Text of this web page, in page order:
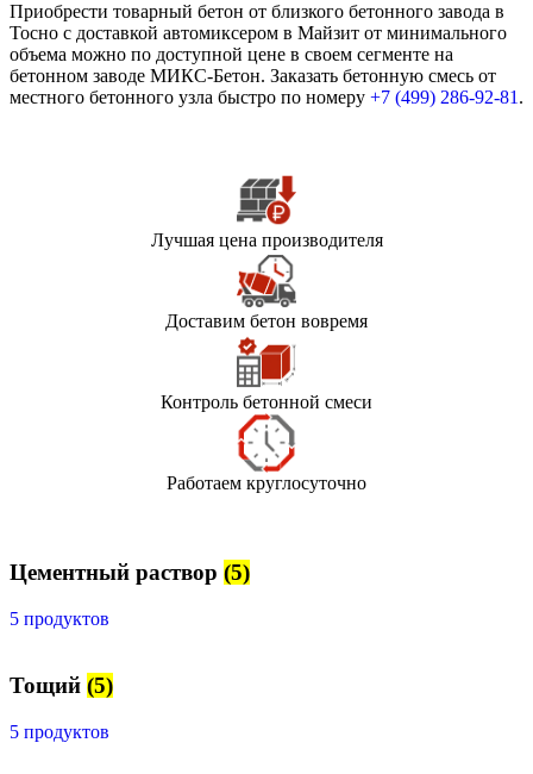
Приобрести товарный бетон от близкого бетонного завода в
Тосно с доставкой автомиксером в Майзит от минимального
объема можно по доступной цене в своем сегменте на
бетонном заводе МИКС-Бетон. Заказать бетонную смесь от
местного бетонного узла быстро по номеру +7 (499) 286-92-81 .
Лучшая цена производителя
Доставим бетон вовремя
Контроль бетонной смеси
Работаем круглосуточно
Цементный раствор (5)
5 продуктов
Тощий (5)
5 продуктов